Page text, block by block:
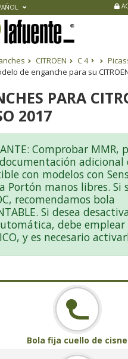
CITROEN C 4
de enganche para su
PARA
2017
Comprobar MMR,
adicional
con modelos con
Portón manos libres. Si
recomendamos bola
Si desea
debe emplear
y es necesario
Bola fija cuello de cisne